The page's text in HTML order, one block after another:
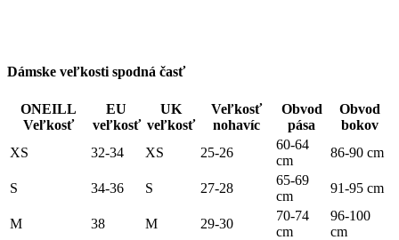
Dámske veľkosti spodná časť
ONEILL
Veľkosť
EU
veľkosť
UK
veľkosť
Veľkosť
nohavíc
Obvod
pása
Obvod
bokov
XS
32-34 XS 25-26
60-64
cm
86-90 cm
S 34-36 S 27-28
65-69
cm
91-95 cm
M 38 M 29-30
70-74
cm
96-100
cm